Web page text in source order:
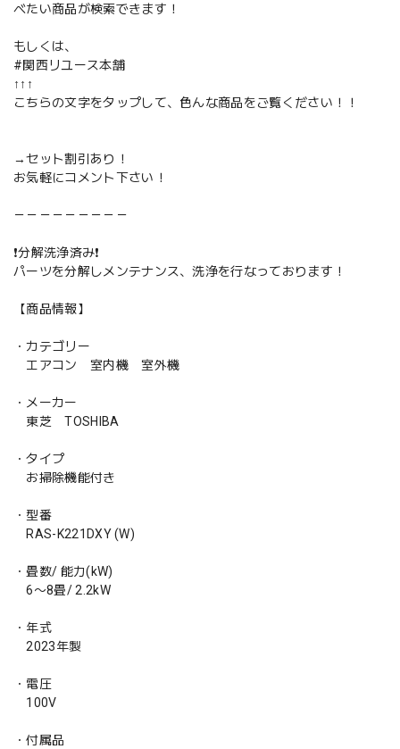
べたい商品が検索できます！
もしくは、
#関西リユース本舗
↑↑↑
こちらの文字をタップして、色んな商品をご覧ください！！
→セット割引あり！
お気軽にコメント下さい！
－－－－－－－－－
❗️分解洗浄済み❗️
パーツを分解しメンテナンス、洗浄を行なっております！
【商品情報】
・カテゴリー
エアコン 室内機 室外機
・メーカー
東芝 TOSHIBA
・タイプ
お掃除機能付き
・型番
RAS-K221DXY (W)
・畳数/ 能力(kW)
6〜8畳/ 2.2kW
・年式
2023年製
・電圧
100V
・付属品